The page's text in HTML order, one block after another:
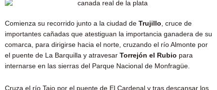
Comienza su recorrido junto a la ciudad de Trujillo , cruce de
importantes cañadas que atestiguan la importancia ganadera de su
comarca, para dirigirse hacia el norte, cruzando el río Almonte por
el puente de La Barquilla y atravesar Torrejón el Rubio para
internarse en las sierras del Parque Nacional de Monfragüe.
Cruza el río Tajo por el puente de El Cardenal y tras descansar los